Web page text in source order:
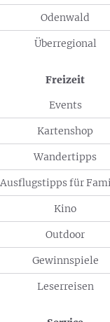
Odenwald
Überregional
Freizeit
Events
Kartenshop
Wandertipps
Ausflugstipps für
Kino
Outdoor
Gewinnspiele
Leserreisen